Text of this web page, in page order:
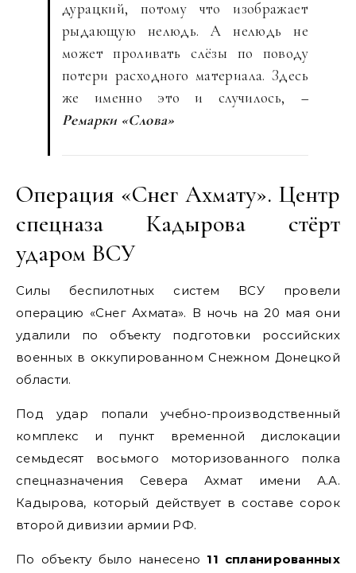
дурацкий, потому что изображает
рыдающую нелюдь. А нелюдь не
может проливать слёзы по поводу
потери расходного материала. Здесь
же именно это и случилось, –
Ремарки «Слова»
Операция «Снег Ахмату». Центр
спецназа Кадырова стёрт
ударом ВСУ
Силы беспилотных систем ВСУ провели
операцию «Снег Ахмата». В ночь на 20 мая они
удалили по объекту подготовки российских
военных в оккупированном Снежном Донецкой
области.
Под удар попали учебно-производственный
комплекс и пункт временной дислокации
семьдесят восьмого моторизованного полка
спецназначения Севера Ахмат имени А.А.
Кадырова, который действует в составе сорок
второй дивизии армии РФ.
По объекту было нанесено 11 спланированных